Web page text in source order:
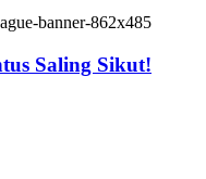
Saling Sikut!